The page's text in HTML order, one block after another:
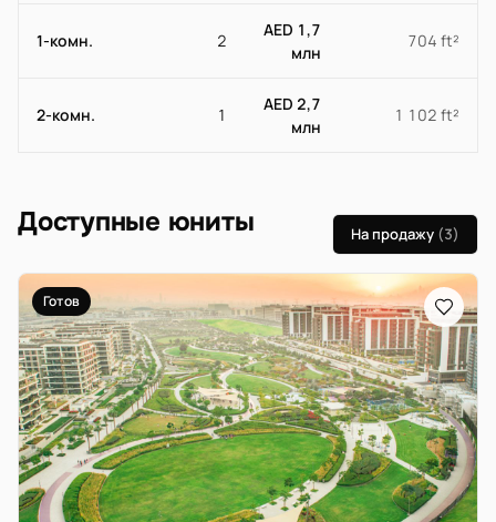
1-комн. 2
AED 1,7
млн
704 ft²
2-комн. 1
AED 2,7
млн
1 102 ft²
Доступные юниты На продажу (3)
Готов